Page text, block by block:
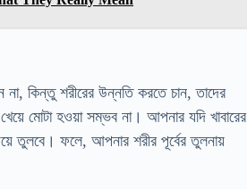
না, কিন্তু শরীরের উন্নতি করতে চান, তাদের
মোটা হওয়া সম্ভব না। আপনার যদি খাবারের
তুলবে। ফলে, আপনার শরীর পূর্বের তুলনায়